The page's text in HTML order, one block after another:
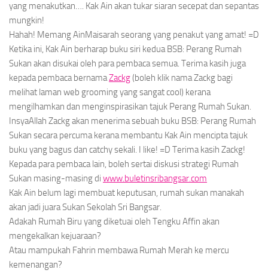
yang menakutkan…. Kak Ain akan tukar siaran secepat dan sepantas
mungkin!
Hahah! Memang AinMaisarah seorang yang penakut yang amat! =D
Ketika ini, Kak Ain berharap buku siri keduaBSB: Perang Rumah
Sukan akan disukai oleh para pembaca semua. Terima kasih juga
kepada pembaca bernamaZackg(boleh klik nama Zackg bagi
melihat laman web groomingyang sangatcool) kerana
mengilhamkan dan menginspirasikan tajuk Perang Rumah Sukan.
InsyaAllah Zackg akan menerima sebuah buku BSB: Perang Rumah
Sukan secara percuma kerana membantu Kak Ain mencipta tajuk
buku yang bagus dan catchysekali. I like! =D Terima kasih Zackg!
Kepada para pembaca lain, boleh sertai diskusi strategi Rumah
Sukan masing-masing di www.buletinsribangsar.com
Kak Ain belum lagi membuat keputusan, rumah sukan manakah
akan jadi juara Sukan Sekolah Sri Bangsar.
Adakah Rumah Biru yang diketuai oleh Tengku Affin akan
mengekalkan kejuaraan?
Atau mampukah Fahrin membawa Rumah Merah ke mercu
kemenangan?